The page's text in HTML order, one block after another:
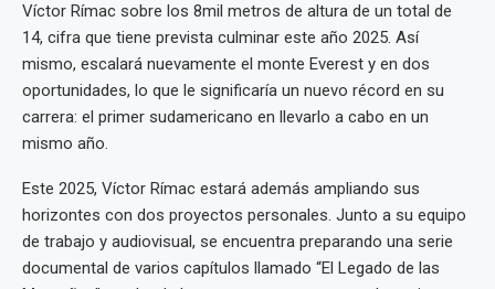
Víctor Rímac sobre los 8mil metros de altura de un total de
14, cifra que tiene prevista culminar este año 2025. Así
mismo, escalará nuevamente el monte Everest y en dos
oportunidades, lo que le significaría un nuevo récord en su
carrera: el primer sudamericano en llevarlo a cabo en un
mismo año.
Este 2025, Víctor Rímac estará además ampliando sus
horizontes con dos proyectos personales. Junto a su equipo
de trabajo y audiovisual, se encuentra preparando una serie
documental de varios capítulos llamado “El Legado de las